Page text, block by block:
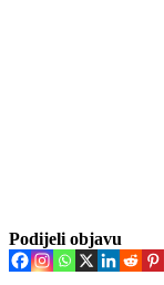
Podijeli objavu